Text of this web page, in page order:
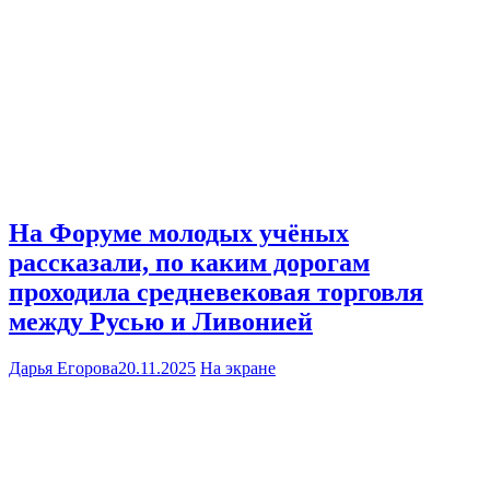
На Форуме молодых учёных
рассказали, по каким дорогам
проходила средневековая торговля
между Русью и Ливонией
Дарья Егорова20.11.2025 На экране